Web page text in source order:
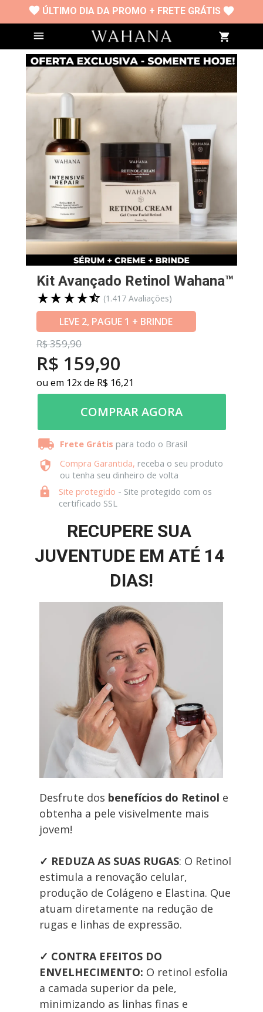
ÚLTIMO DIA DA PROMO + FRETE GRÁTIS
Kit Avançado Retinol Wahana™
(1.417 Avaliações)
LEVE 2, PAGUE 1 + BRINDE
R$ 359,90
ou em 12x de R$ 16,21
R$ 159,90
COMPRAR AGORA
Compra Garantida, receba o seu produto
ou tenha seu dinheiro de volta
Site protegido - Site protegido com os
certificado SSL
Frete Grátis para todo o Brasil
RECUPERE SUA
JUVENTUDE EM ATÉ 14
DIAS!
Desfrute dos benefícios do Retinol e
obtenha a pele visivelmente mais
jovem!
✓ REDUZA AS SUAS RUGAS: O Retinol
estimula a renovação celular,
produção de Colágeno e Elastina. Que
atuam diretamente na redução de
rugas e linhas de expressão.
✓ CONTRA EFEITOS DO
ENVELHECIMENTO: O retinol esfolia
a camada superior da pele,
minimizando as linhas finas e